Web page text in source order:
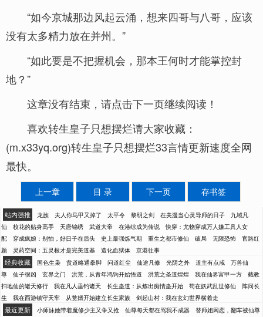
“如今京城那边风起云涌，想来四哥与八哥，应该
没有太多精力放在并州。”
“如此要是不把握机会，那本王何时才能掌控封
地？”
这章没有结束，请点击下一页继续阅读！
喜欢转生皇子只想摆烂请大家收藏：
(m.x33yq.org)转生皇子只想摆烂33言情更新速度全网
最快。
上一章 目 录 下一页 存书签
站内强推 龙族 夫人你马甲又掉了 太平令 黎明之剑 在美漫当心灵导师的日子
九域凡
仙
校花的贴身高手 天唐锦绣 武道大帝 在港综成为传说
快穿：尤物穿成万人嫌工具人女
配
穿成疯娘：别怕，好日子在后头 史上最强炼气期 重生之都市修仙 破局 无限恐怖
官路红
颜
灵药空间：五灵根才是完美道基 造化血狱体 京港往事
经典收藏 国色生枭 贫道略通拳脚 问道红尘 仙途凡修 光阴之外 道主有点咸
万兽仙
尊
仙子很凶 玄界之门 洪荒，从青年鸿钧开始悟道 洪荒之圣道煌煌 我在仙界富甲一方
截教
扫地仙的诸天修行
我在凡人垂钓诸天 长生蛊道：从炼出痴情蛊开始 苟在妖武乱世修仙
阵问长
生
我在西游镇守天牢 从赘婿开始建立长生家族 剑起山村：我在玄幻世界横着走
最近更新 小师妹她带着魔修少主又争又抢 仙尊每天都在骂我不成器 替师姐网恋，翻车被仙尊